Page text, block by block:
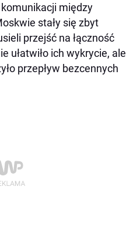
między
stały się zbyt
przejść na łączność
ułatwiło ich wykrycie, ale
przepływ bezcennych